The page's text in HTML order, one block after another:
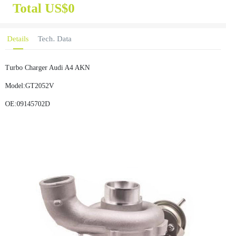
Total US$0
Details Tech. Data
Turbo Charger Audi A4 AKN
Model:GT2052V
OE:09145702D